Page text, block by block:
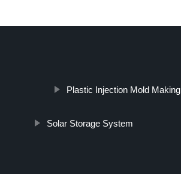
Plastic Injection Mold Making
Solar Storage System